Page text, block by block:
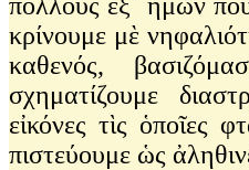
κρίνουμε μὲ
καθενός,
σχηματίζουμε
εἰκόνες τὶς ὁποῖες
πιστεύουμε ὡς